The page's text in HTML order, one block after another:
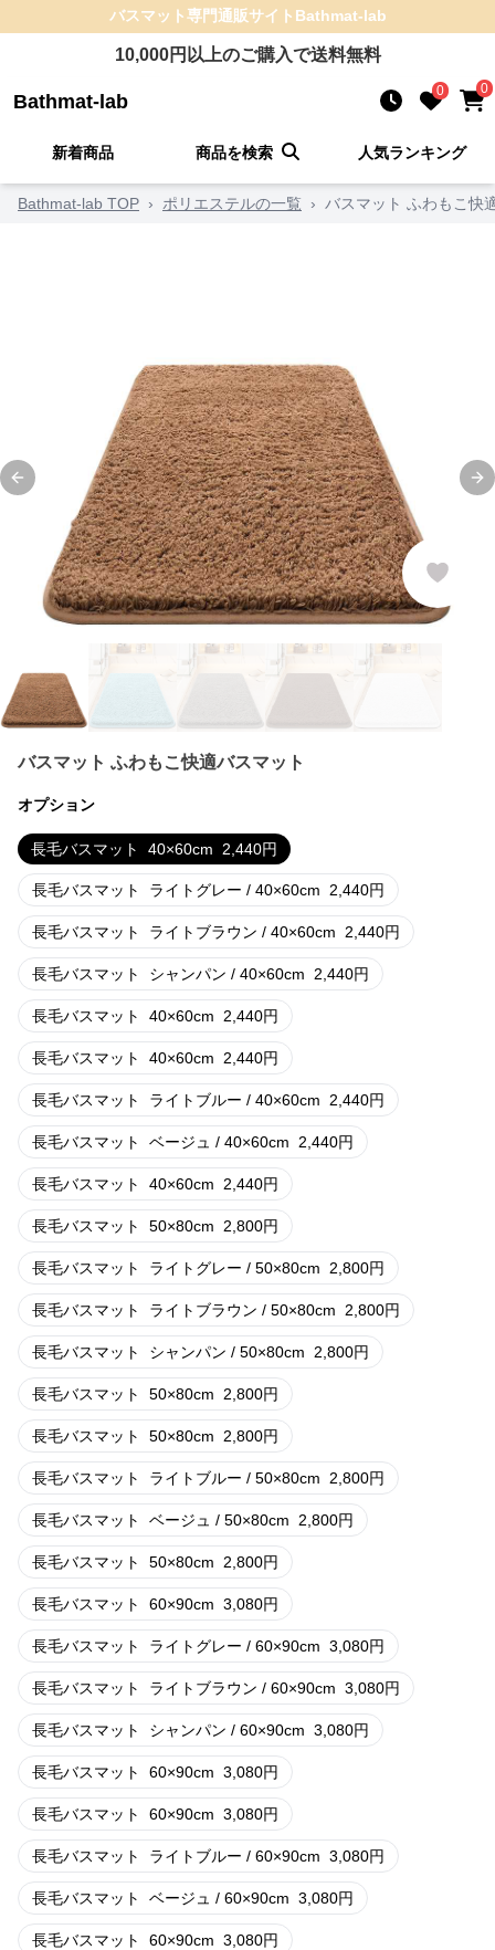
バスマット専門通販サイト Bathmat-lab
10,000円以上のご購入で送料無料
Bathmat-lab 0 0
新着商品 商品を検索 人気ランキング
Bathmat-lab TOP › ポリエステルの一覧 › バスマット ふわもこ快
Previous slide
バスマット ふわもこ快適バスマット
オプション
長毛バスマット 40×60cm 2,440円
長毛バスマット ライトグレー / 40×60cm 2,440円
長毛バスマット ライトブラウン / 40×60cm 2,440円
長毛バスマット シャンパン / 40×60cm 2,440円
長毛バスマット 40×60cm 2,440円
長毛バスマット 40×60cm 2,440円
長毛バスマット ライトブルー / 40×60cm 2,440円
長毛バスマット ベージュ / 40×60cm 2,440円
長毛バスマット 40×60cm 2,440円
長毛バスマット 50×80cm 2,800円
長毛バスマット ライトグレー / 50×80cm 2,800円
長毛バスマット ライトブラウン / 50×80cm 2,800円
長毛バスマット シャンパン / 50×80cm 2,800円
長毛バスマット 50×80cm 2,800円
長毛バスマット 50×80cm 2,800円
長毛バスマット ライトブルー / 50×80cm 2,800円
長毛バスマット ベージュ / 50×80cm 2,800円
長毛バスマット 50×80cm 2,800円
長毛バスマット 60×90cm 3,080円
長毛バスマット ライトグレー / 60×90cm 3,080円
長毛バスマット ライトブラウン / 60×90cm 3,080円
長毛バスマット シャンパン / 60×90cm 3,080円
長毛バスマット 60×90cm 3,080円
長毛バスマット 60×90cm 3,080円
長毛バスマット ライトブルー / 60×90cm 3,080円
長毛バスマット ベージュ / 60×90cm 3,080円
長毛バスマット 60×90cm 3,080円